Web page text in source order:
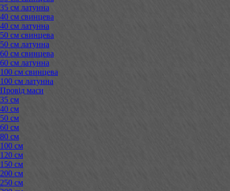
35 см латунна
40 см свинцева
40 см латунна
50 см свинцева
50 см латунна
60 см свинцева
60 см латунна
100 см свинцева
100 см латунна
Провід маси
35 см
40 см
50 см
60 см
80 см
100 см
120 см
150 см
200 см
250 см